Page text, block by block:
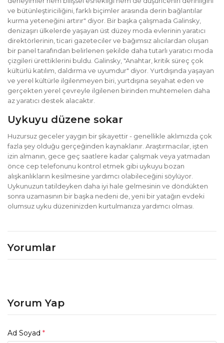
ve bütünleştiriciliğini, farklı biçimler arasında derin bağlantılar
kurma yeteneğini artırır" diyor. Bir başka çalışmada Galinsky,
denizaşırı ülkelerde yaşayan üst düzey moda evlerinin yaratıcı
direktörlerinin, ticari gazeteciler ve bağımsız alıcılardan oluşan
bir panel tarafından belirlenen şekilde daha tutarlı yaratıcı moda
çizgileri ürettiklerini buldu. Galinsky, "Anahtar, kritik süreç çok
kültürlü katılım, daldırma ve uyumdur" diyor. Yurtdışında yaşayan
ve yerel kültürle ilgilenmeyen biri, yurtdışına seyahat eden ve
gerçekten yerel çevreyle ilgilenen birinden muhtemelen daha
az yaratıcı destek alacaktır.
Uykuyu düzene sokar
Huzursuz geceler yaygın bir şikayettir - genellikle aklımızda çok
fazla şey olduğu gerçeğinden kaynaklanır. Araştırmacılar, işten
izin almanın, gece geç saatlere kadar çalışmak veya yatmadan
önce cep telefonunu kontrol etmek gibi uykuyu bozan
alışkanlıkların kesilmesine yardımcı olabileceğini söylüyor.
Uykunuzun tatildeyken daha iyi hale gelmesinin ve döndükten
sonra uzamasının bir başka nedeni de, yeni bir yatağın evdeki
olumsuz uyku düzeninizden kurtulmanıza yardımcı olması.
Yorumlar
Yorum Yap
Ad Soyad *